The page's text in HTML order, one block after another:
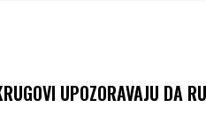
UPOZORAVAJU DA